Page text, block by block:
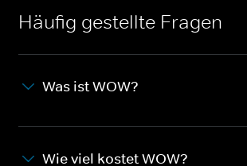
Häufig gestellte Fragen
Was ist WOW?
Wie viel kostet WOW?